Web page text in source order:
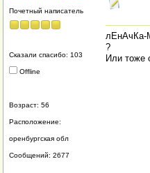
Почетный написатель
Сказали спасибо: 103
Offline
Возраст: 56
Расположение:
оренбургская обл
Сообщений: 2677
лЕнАчКа-
?
Или тоже